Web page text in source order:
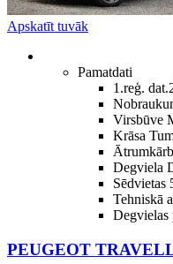
Apskatīt tuvāk
Pamatdati
1.reģ. dat.
Virsbūve
Krāsa
Degviela
Sēdvietas
Tehniskā
Degvielas
PEUGEOT